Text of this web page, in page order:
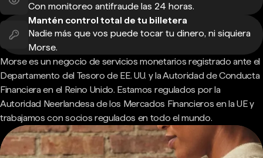
Con monitoreo antifraude las 24 horas.
Mantén control total de tu billetera
Nadie más que vos puede tocar tu dinero, ni siquiera
Morse.
Morse es un negocio de servicios monetarios registrado ante el
Departamento del Tesoro de EE. UU. y la Autoridad de Conducta
Financiera en el Reino Unido. Estamos regulados por la
Autoridad Neerlandesa de los Mercados Financieros en la UE y
trabajamos con socios regulados en todo el mundo.